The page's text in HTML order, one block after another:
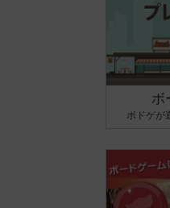
ボ
ボドゲが